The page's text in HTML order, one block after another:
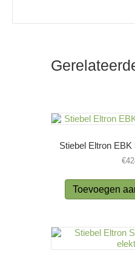
Stiebel Eltron
€
Toevoegen